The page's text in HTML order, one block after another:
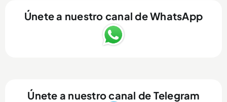
Únete a nuestro canal de WhatsApp
Únete a nuestro canal de Telegram